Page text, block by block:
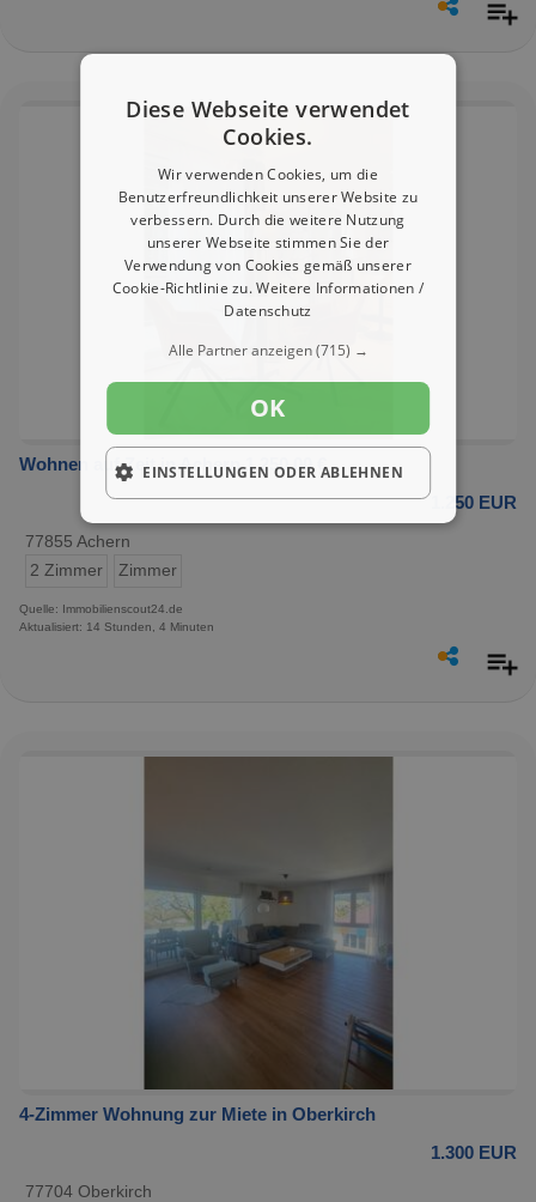
Wohnen auf Zeit in Achern 1.250,00 €
1.250 EUR
77855 Achern
2 Zimmer
Zimmer
Quelle: Immobilienscout24.de
Aktualisiert: 14 Stunden, 4 Minuten
4-Zimmer Wohnung zur Miete in Oberkirch
1.300 EUR
77704 Oberkirch
Diese Webseite verwendet
Cookies.
Wir verwenden Cookies, um die
Benutzerfreundlichkeit unserer Website zu
verbessern. Durch die weitere Nutzung
unserer Webseite stimmen Sie der
Verwendung von Cookies gemäß unserer
Cookie-Richtlinie zu.Weitere Informationen /
Datenschutz
Alle Partner anzeigen(715) →
OK
EINSTELLUNGEN ODER ABLEHNEN